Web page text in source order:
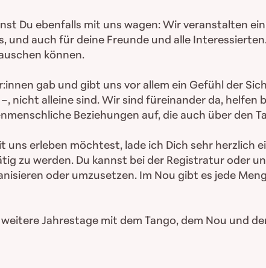
Du ebenfalls mit uns wagen: Wir veranstalten
und auch für deine Freunde und alle
können.
gab und gibt uns vor allem ein Gefühl der
nicht alleine sind. Wir sind füreinander da,
Beziehungen auf, die auch über den
uns erleben möchtest, lade ich Dich sehr herzlich
zu werden. Du kannst bei der Registratur oder
oder umzusetzen. Im Nou gibt es jede
Jahrestage mit dem Tango, dem Nou und